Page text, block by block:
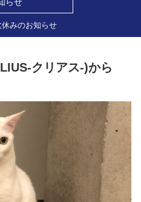
らせ
みのお知らせ
クリアス-)から